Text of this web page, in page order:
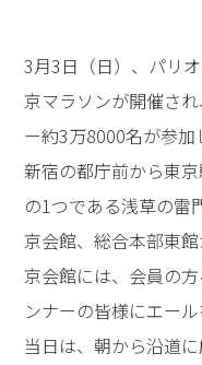
3月3日（日）、パリ
京マラソンが開催さ
ー約3万8000名が参加
新宿の都庁前から東
の1つである浅草の雷
京会館、総合本部東
京会館には、会員の
ンナーの皆様にエー
当日は、朝から沿道